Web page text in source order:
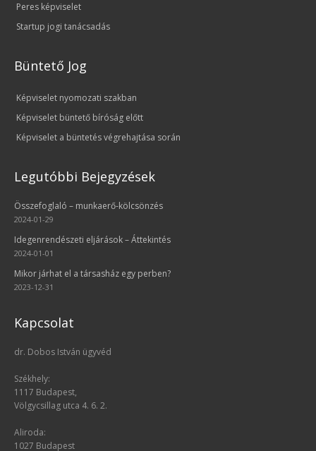
Peres képviselet
Startup jogi tanácsadás
Büntető Jog
Képviselet nyomozati szakban
Képviselet büntető bíróság előtt
Képviselet a büntetés végrehajtása során
Legutóbbi Bejegyzések
Összefoglaló – munkaerő-kölcsönzés
2024-01-29
Idegenrendészeti eljárások – Áttekintés
2024-01-01
Mikor járhat el a társasház egy perben?
2023-12-31
Kapcsolat
dr. Dobos István ügyvéd
Székhely:
1117 Budapest,
Völgycsillag utca 4. 6. 2.
Aliroda:
1027 Budapest